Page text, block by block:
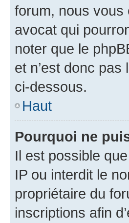
forum, nous vous
avocat qui
noter que le
et n’est donc
ci-dessous.
Haut
Pourquoi ne
Il est possible
IP ou interdit le
propriétaire du
inscriptions afin